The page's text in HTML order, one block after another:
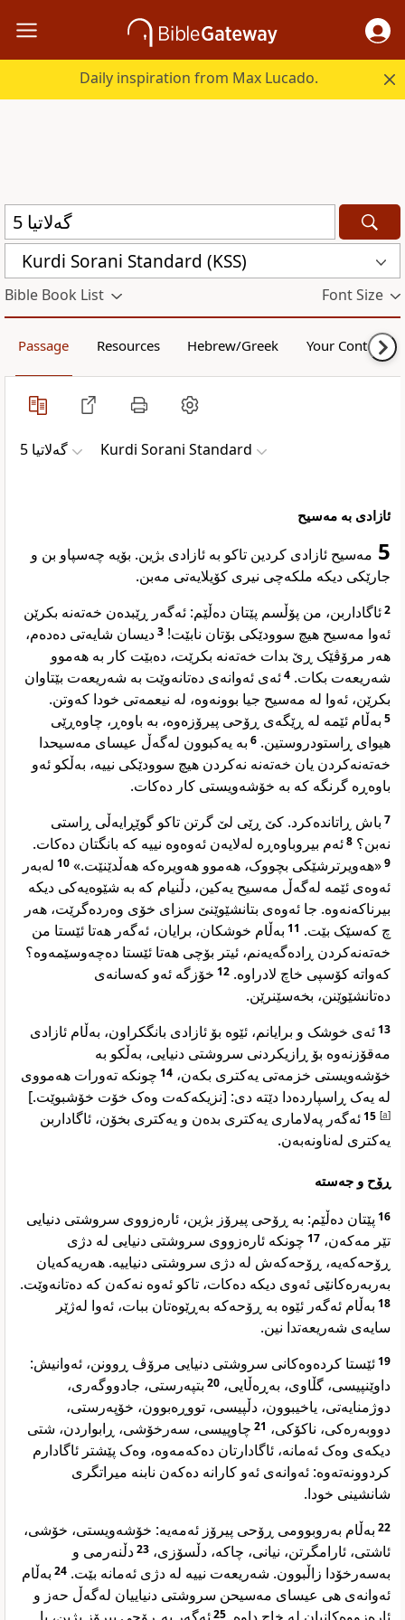
Daily inspiration from Max Lucado.
Kurdi Sorani Standard (KSS)
Bible Book List Font Size
Passage Resources Hebrew/Greek Your Content
گەلاتیا 5 Kurdi Sorani Standard
ئازادی بە مەسیح
5 مەسیح ئازادی کردین تاکو بە ئازادی بژین. بۆیە چەسپاو بن و
جارێکی دیکە ملکەچی نیری کۆیلایەتی مەبن.
2ئاگاداربن، من پۆڵسم پێتان دەڵێم: ئەگەر ڕێبدەن خەتەنە بکرێن
ئەوا مەسیح هیچ سوودێکی بۆتان نابێت! 3دیسان شایەتی دەدەم،
هەر مرۆڤێک ڕێ بدات خەتەنە بکرێت، دەبێت کار بە هەموو
شەریعەت بکات. 4ئەی ئەوانەی دەتانەوێت بە شەریعەت بێتاوان
بکرێن، ئەوا لە مەسیح جیا بوونەوە، لە نیعمەتی خودا کەوتن.
5 بەڵام ئێمە لە ڕێگەی ڕۆحی پیرۆزەوە، بە باوەڕ، چاوەڕێی
هیوای ڕاستودروستین. 6 بە یەکبوون لەگەڵ عیسای مەسیحدا
خەتەنەکردن یان خەتەنە نەکردن هیچ سوودێکی نییە، بەڵکو ئەو
باوەڕە گرنگە کە بە خۆشەویستی کار دەکات.
7 باش ڕاتاندەکرد. کێ ڕێی لێ گرتن تاکو گوێڕایەڵی ڕاستی
نەبن؟ 8ئەم بیروباوەڕە لەلایەن ئەوەوە نییە کە بانگتان دەکات.
9«هەویرترشێکی بچووک، هەموو هەویرەکە هەڵدێنێت.» 10 لەبەر
ئەوەی ئێمە لەگەڵ مەسیح یەکین، دڵنیام کە بە شێوەیەکی دیکە
بیرناکەنەوە. جا ئەوەی بتانشێوێنێ سزای خۆی وەردەگرێت، هەر
چ کەسێک بێت. 11 بەڵام خوشکان، برایان، ئەگەر هەتا ئێستا من
خەتەنەکردن ڕادەگەیەنم، ئیتر بۆچی هەتا ئێستا دەچەوسێمەوە؟
کەواتە کۆسپی خاچ لادراوە. 12 خۆزگە ئەو کەسانەی
دەتانشێوێنن، بخەسێنرێن.
13ئەی خوشک و برایانم، ئێوە بۆ ئازادی بانگکراون، بەڵام ئازادی
مەقۆزنەوە بۆ ڕازیکردنی سروشتی دنیایی، بەڵکو بە
خۆشەویستی خزمەتی یەکتری بکەن، 14 چونکە تەورات هەمووی
لە یەک ڕاسپاردەدا دێتە دی: [نزیکەکەت وەک خۆت خۆشبوێت.]
[
a
]
15ئەگەر پەلاماری یەکتری بدەن و یەکتری بخۆن، ئاگاداربن
یەکتری لەناونەبەن.
ڕۆح و جەستە
16 پێتان دەڵێم: بە ڕۆحی پیرۆز بژین، ئارەزووی سروشتی دنیایی
تێر مەکەن، 17 چونکە ئارەزووی سروشتی دنیایی لە دژی
ڕۆحەکەیە، ڕۆحەکەش لە دژی سروشتی دنیاییە. هەریەکەیان
بەربەرەکانێی ئەوی دیکە دەکات، تاکو ئەوە نەکەن کە دەتانەوێت.
18 بەڵام ئەگەر ئێوە بە ڕۆحەکە بەڕێوەتان ببات، ئەوا لەژێر
سایەی شەریعەتدا نین.
19ئێستا کردەوەکانی سروشتی دنیایی مرۆڤ ڕوونن، ئەوانیش:
داوێنپیسی، گڵاوی، بەڕەڵایی، 20 بتپەرستی، جادووگەری،
دوژمنایەتی، یاخیبوون، دڵپیسی، تووڕەبوون، خۆپەرستی،
دووبەرەکی، ناکۆکی، 21 چاوپیسی، سەرخۆشی، ڕابواردن، شتی
دیکەی وەک ئەمانە، ئاگادارتان دەکەمەوە، وەک پێشتر ئاگادارم
کردوونەتەوە: ئەوانەی ئەو کارانە دەکەن نابنە میراتگری
شانشینی خودا.
22 بەڵام بەروبوومی ڕۆحی پیرۆز ئەمەیە: خۆشەویستی، خۆشی،
ئاشتی، ئارامگرتن، نیانی، چاکە، دڵسۆزی، 23دڵنەرمی و
بەسەرخۆدا زاڵبوون. شەریعەت نییە لە دژی ئەمانە بێت. 24 بەڵام
ئەوانەی هی عیسای مەسیحن سروشتی دنیاییان لەگەڵ حەز و
25